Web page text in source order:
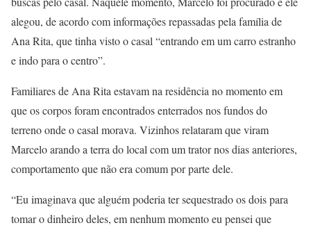
alegou, de acordo com informações repassadas pela família de
Ana Rita, que tinha visto o casal “entrando em um carro estranho
e indo para o centro”.
Familiares de Ana Rita estavam na residência no momento em
que os corpos foram encontrados enterrados nos fundos do
terreno onde o casal morava. Vizinhos relataram que viram
Marcelo arando a terra do local com um trator nos dias anteriores,
comportamento que não era comum por parte dele.
“Eu imaginava que alguém poderia ter sequestrado os dois para
tomar o dinheiro deles, em nenhum momento eu pensei que